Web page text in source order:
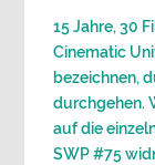
15 Jahre, 30
Cinematic
bezeichnen,
durchgehen.
auf die
SWP #75